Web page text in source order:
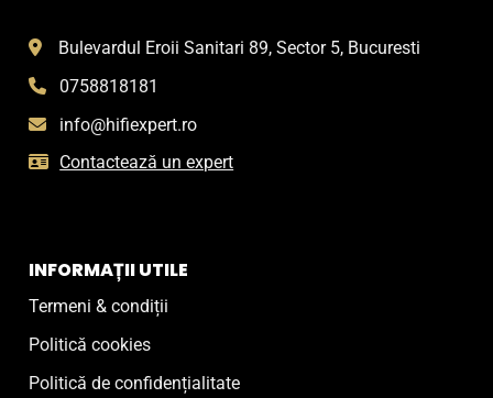
Bulevardul Eroii Sanitari 89, Sector 5, Bucuresti
0758818181
info@hifiexpert.ro
Contactează un expert
INFORMAȚII UTILE
Termeni & condiții
Politică cookies
Politică de confidențialitate